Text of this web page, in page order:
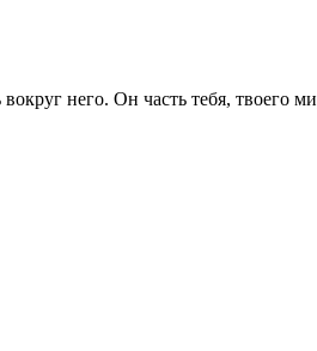
него. Он часть тебя,